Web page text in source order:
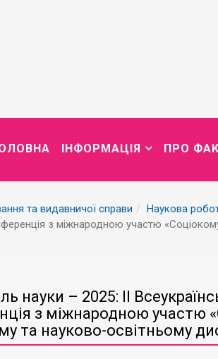
ІНФОРМАЦІЯ ПРО
та видавничої справи Наукова
з міжнародною участю
науки – 2025: ІІ
з міжнародною участю
та науково-освітньому